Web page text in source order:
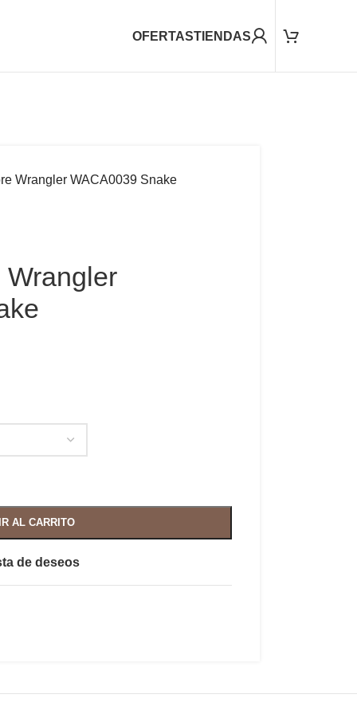
OFERTASTIENDAS
Wrangler WACA0039 Snake
AL CARRITO
de deseos